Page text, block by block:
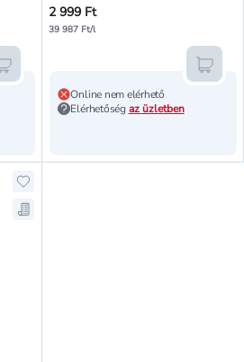
Kosárba teszem
2 999 Ft
39 987 Ft/l
Online nem elérhető
Elérhetőség az üzletben
Hozzáadás a kedvencekhez,
Mentés a bevásárló listára,